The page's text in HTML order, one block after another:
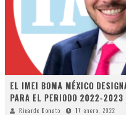
EL IMEI BOMA MÉXICO
PARA EL PERIODO 2022-2023
Ricardo Donato
17 enero, 2022